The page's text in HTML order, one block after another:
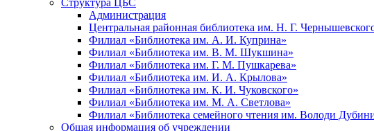
Администрация
Центральная районная библиотека им. Н. Г.
Филиал «Библиотека им. А. И. Куприна»
Филиал «Библиотека им. В. М. Шукшина»
Филиал «Библиотека им. Г. М. Пушкарева»
Филиал «Библиотека им. И. А. Крылова»
Филиал «Библиотека им. К. И. Чуковского»
Филиал «Библиотека им. М. А. Светлова»
Филиал «Библиотека семейного чтения им. Володи
Общая информация об учреждении